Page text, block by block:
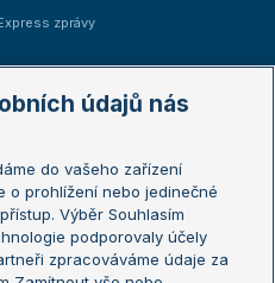
zprávy
Open
French Open
Open
údajů nás
do vašeho zařízení
o prohlížení nebo jedinečné
Výběr Souhlasím
podporovaly účely
zpracováváme údaje za